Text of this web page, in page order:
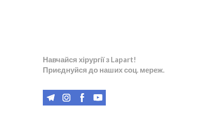
Навчайся хірургії з Lapart!
Приєднуйся до наших соц. мереж.